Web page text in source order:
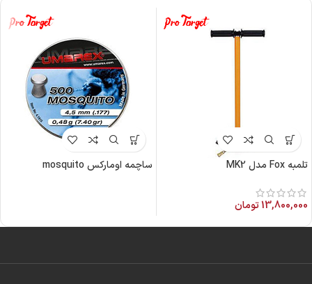
تلمبه Fox مدل MK2
13,800,000تومان
ساچمه اومارکس mosquito